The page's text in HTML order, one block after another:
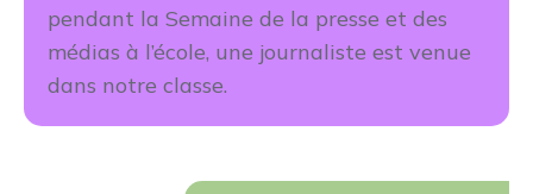
pendant la Semaine de la presse et des
médias à l’école, une journaliste est venue
dans notre classe.